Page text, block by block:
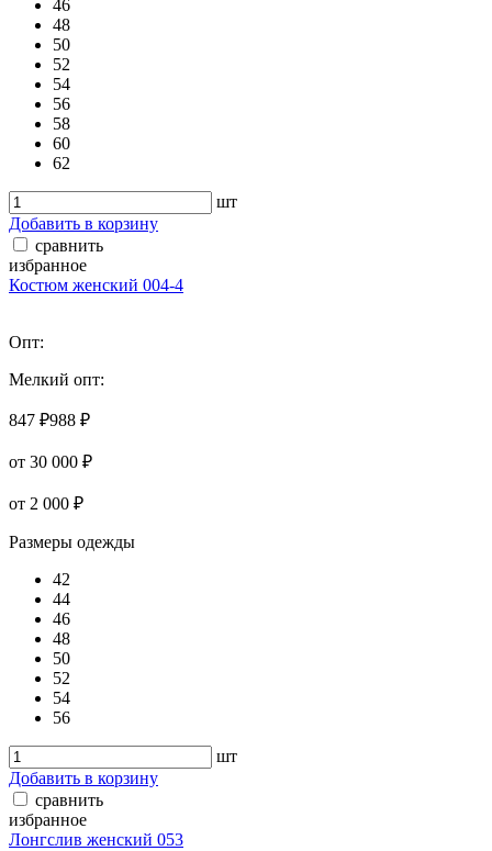
46
48
50
52
54
56
58
60
62
шт
Добавить в корзину
сравнить
избранное
Костюм женский 004-4
Опт:
Мелкий опт:
847 ₽988 ₽
от 30 000 ₽
от 2 000 ₽
Размеры одежды
42
44
46
48
50
52
54
56
шт
Добавить в корзину
сравнить
избранное
Лонгслив женский 053